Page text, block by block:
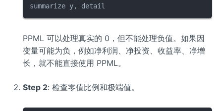
summarize y, detail
PPML 可以处理真实的 0，但不能处理负值。如果因
变量可能为负，例如净利润、净投资、收益率、净增
长，就不能直接使用 PPML。
Step 2: 检查零值比例和极端值。